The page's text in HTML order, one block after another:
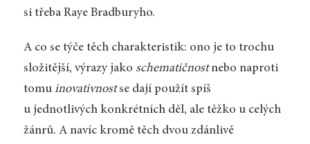
si třeba Raye Bradburyho.
A co se týče těch charakteristik: ono je to trochu
složitější, výrazy jako schematičnostnebo naproti
tomu inovativnostse dají použít spíš
u jednotlivých konkrétních děl, ale těžko u celých
žánrů. A navíc kromě těch dvou zdánlivě